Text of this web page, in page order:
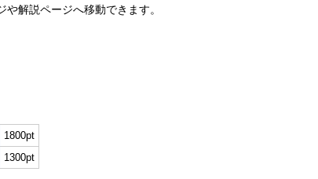
解説ページへ移動できます。
1800pt
1300pt